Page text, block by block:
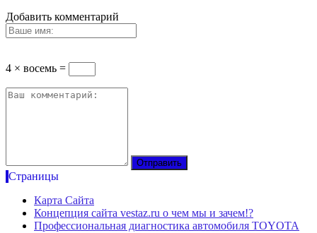
Добавить комментарий
4 × восемь =
Страницы
Карта Сайта
Концепция сайта vestaz.ru о чем мы и зачем!?
Профессиональная диагностика автомобиля TOYOTA